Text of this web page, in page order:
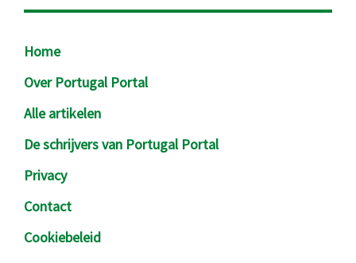
Footer
Home
Over Portugal Portal
Alle artikelen
De schrijvers van Portugal Portal
Privacy
Contact
Cookiebeleid